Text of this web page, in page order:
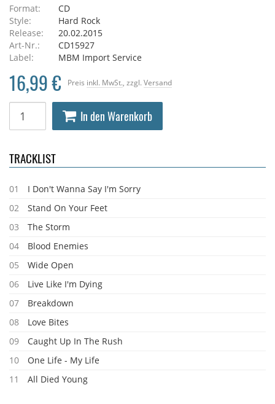
Format:
CD
Style:
Hard Rock
Release:
20.02.2015
Art-Nr.:
CD15927
Label:
MBM Import Service
Preis inkl. MwSt. , zzgl. Versand
16,99 €
In den Warenkorb
TRACKLIST
01
I Don't Wanna Say I'm Sorry
02
Stand On Your Feet
03
The Storm
04
Blood Enemies
05
Wide Open
06
Live Like I'm Dying
07
Breakdown
08
Love Bites
09
Caught Up In The Rush
10
One Life - My Life
11
All Died Young